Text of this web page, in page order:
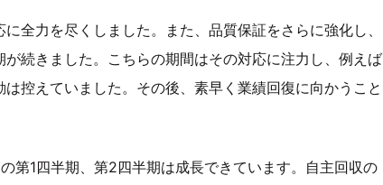
全力を尽くしました。また、品質保証をさらに強化し、
続きました。こちらの期間はその対応に注力し、例えば
控えていました。その後、素早く業績回復に向かうこと
第1四半期、第2四半期は成長できています。自主回収の